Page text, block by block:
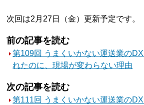
次回は2月27日（金）更新予定です。
前の記事を読む
第109回 うまくいかない運送業の
れたのに、現場が変わらない理由
次の記事を読む
第111回 うまくいかない運送業の